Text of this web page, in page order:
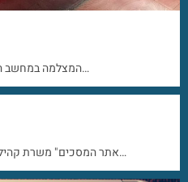
המצלמה במחשב היא חלק חשוב מאוד במקבוק ומוטב…
"אתר המסכים" משרת קהילה צרכנית הצורכת שירותי תיקונים…